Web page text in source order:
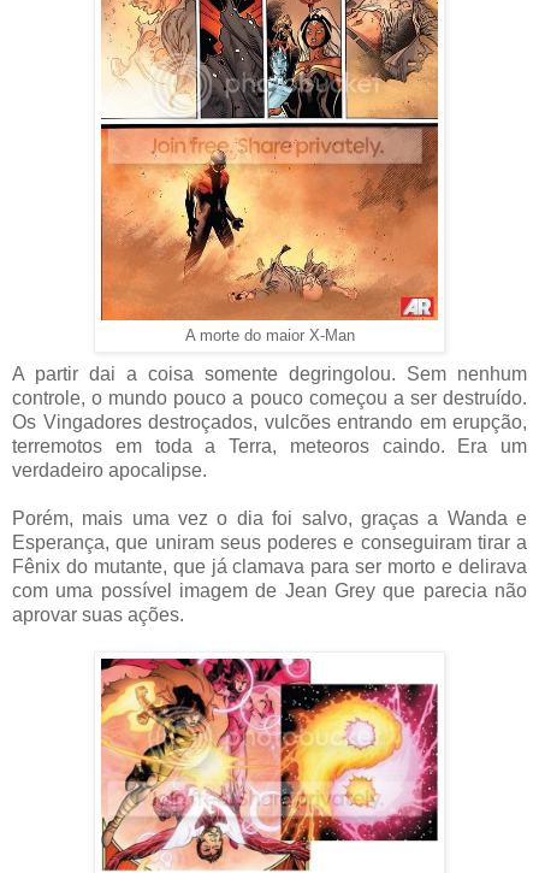
A morte do maior X-Man
A partir dai a coisa somente degringolou. Sem nenhum
controle, o mundo pouco a pouco começou a ser destruído.
Os Vingadores destroçados, vulcões entrando em erupção,
terremotos em toda a Terra, meteoros caindo. Era um
verdadeiro apocalipse.
Porém, mais uma vez o dia foi salvo, graças a Wanda e
Esperança, que uniram seus poderes e conseguiram tirar a
Fênix do mutante, que já clamava para ser morto e delirava
com uma possível imagem de Jean Grey que parecia não
aprovar suas ações.